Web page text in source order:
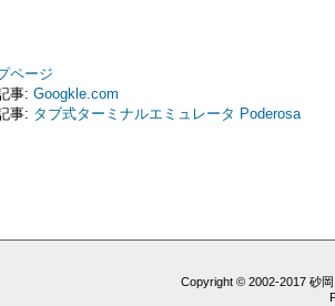
ページ
事: Googkle.com
事: タブ式ターミナルエミュレータ Poderosa
Copyright © 2002-2017 砂